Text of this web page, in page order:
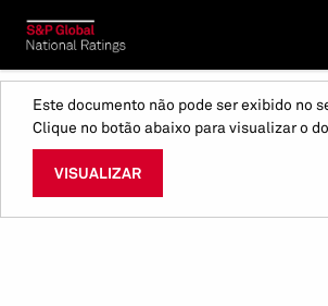
Este documento não pode ser exibido no
Clique no botão abaixo para visualizar o
VISUALIZAR